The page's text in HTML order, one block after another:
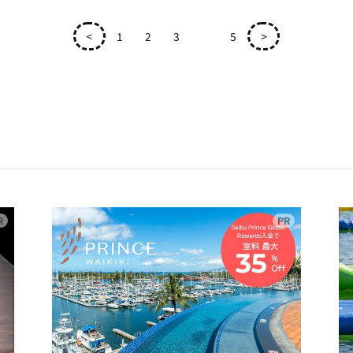
< 1 2 3 5 >
広告